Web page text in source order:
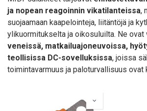
ja nopean reagoinnin vikatilanteissa,
suojaamaan kaapelointeja, liitäntöjä ja
ylikuormitukselta ja oikosuluilta. Ne
veneissä, matkailuajoneuvoissa,
teollisissa DC-sovelluksissa, joissa
toimintavarmuus ja paloturvallisuus ovat